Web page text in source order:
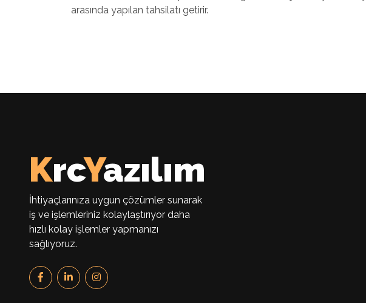
arasında yapılan tahsilatı getirir.
KrcYazılım
İhtiyaçlarınıza uygun çözümler sunarak
iş ve işlemleriniz kolaylaştırıyor daha
hızlı kolay işlemler yapmanızı
sağlıyoruz.